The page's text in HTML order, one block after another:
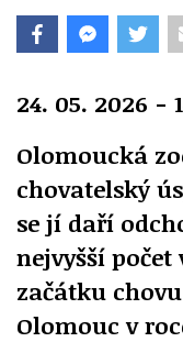
24. 05. 2026 -
Olomoucká
chovatelský
se jí daří
nejvyšší
začátku
Olomouc v